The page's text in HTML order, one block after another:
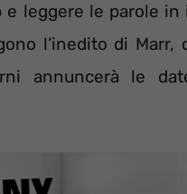
e leggere le parole in
l’inedito di Marr,
annuncerà le